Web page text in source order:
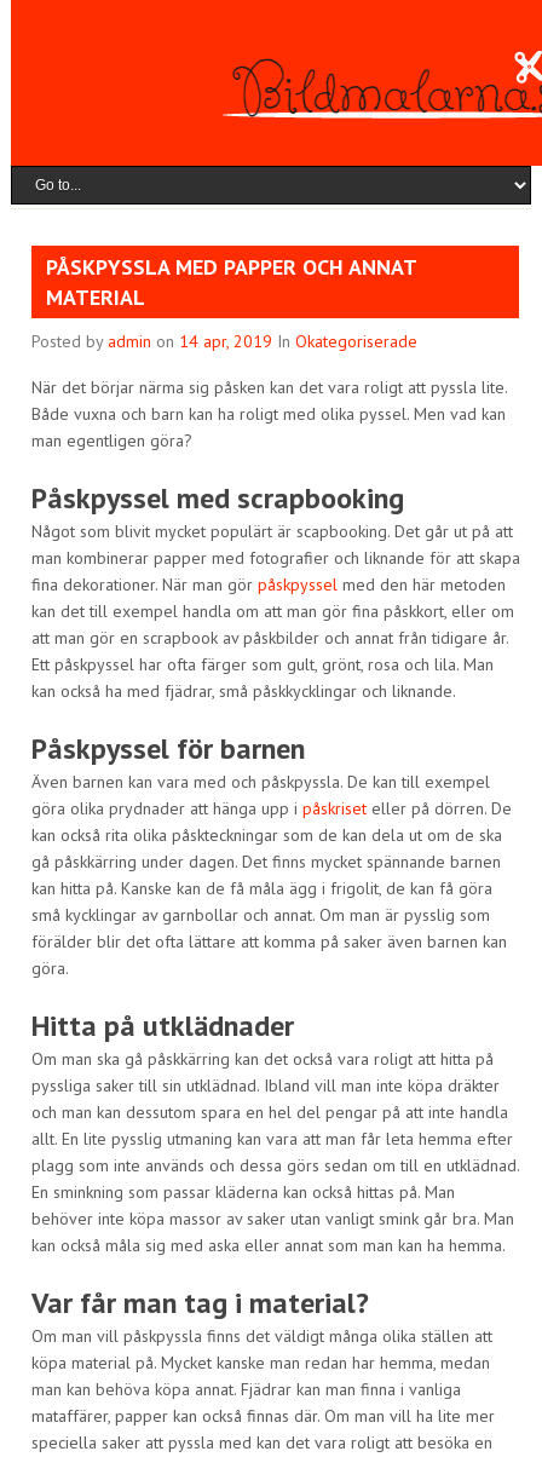
PÅSKPYSSLA MED PAPPER OCH ANNAT
MATERIAL
Posted by admin on 14 apr, 2019 InOkategoriserade
När det börjar närma sig påsken kan det vara roligt att pyssla lite.
Både vuxna och barn kan ha roligt med olika pyssel. Men vad kan
man egentligen göra?
Påskpyssel med scrapbooking
Något som blivit mycket populärt är scapbooking. Det går ut på att
man kombinerar papper med fotografier och liknande för att skapa
fina dekorationer. När man görpåskpyssel med den här metoden
kan det till exempel handla om att man gör fina påskkort, eller om
att man gör en scrapbook av påskbilder och annat från tidigare år.
Ett påskpyssel har ofta färger som gult, grönt, rosa och lila. Man
kan också ha med fjädrar, små påskkycklingar och liknande.
Påskpyssel för barnen
Även barnen kan vara med och påskpyssla. De kan till exempel
göra olika prydnader att hänga upp ipåskriset eller på dörren. De
kan också rita olika påskteckningar som de kan dela ut om de ska
gå påskkärring under dagen. Det finns mycket spännande barnen
kan hitta på. Kanske kan de få måla ägg i frigolit, de kan få göra
små kycklingar av garnbollar och annat. Om man är pysslig som
förälder blir det ofta lättare att komma på saker även barnen kan
göra.
Hitta på utklädnader
Om man ska gå påskkärring kan det också vara roligt att hitta på
pyssliga saker till sin utklädnad. Ibland vill man inte köpa dräkter
och man kan dessutom spara en hel del pengar på att inte handla
allt. En lite pysslig utmaning kan vara att man får leta hemma efter
plagg som inte används och dessa görs sedan om till en utklädnad.
En sminkning som passar kläderna kan också hittas på. Man
behöver inte köpa massor av saker utan vanligt smink går bra. Man
kan också måla sig med aska eller annat som man kan ha hemma.
Var får man tag i material?
Om man vill påskpyssla finns det väldigt många olika ställen att
köpa material på. Mycket kanske man redan har hemma, medan
man kan behöva köpa annat. Fjädrar kan man finna i vanliga
mataffärer, papper kan också finnas där. Om man vill ha lite mer
speciella saker att pyssla med kan det vara roligt att besöka en